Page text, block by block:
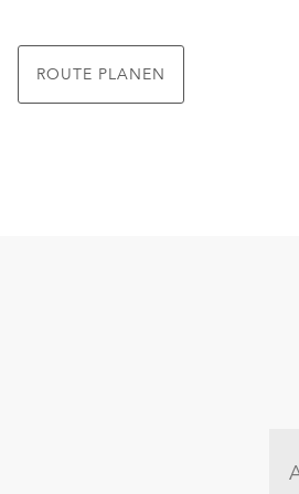
ROUTE PLANEN